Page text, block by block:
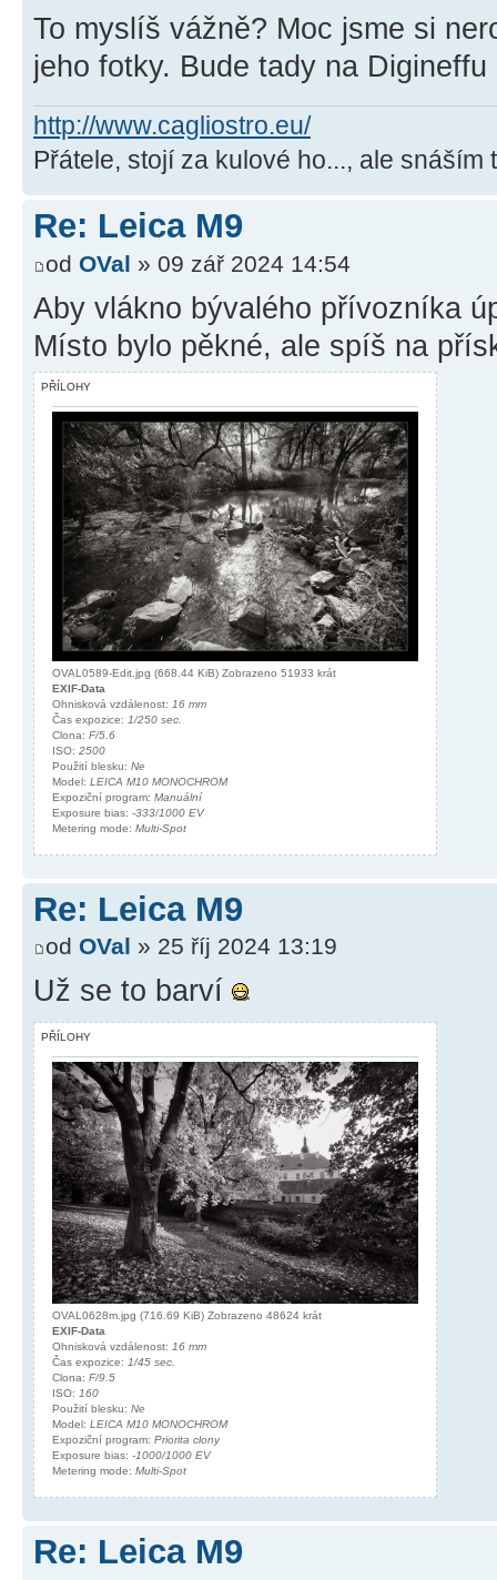
To myslíš vážně? Moc jsme si
jeho fotky. Bude tady na
http://www.cagliostro.eu/
Přátele, stojí za kulové ho..., ale snáším
Re: Leica M9
od OVal » 09 zář 2024 14:54
Aby vlákno bývalého přívozníka
Místo bylo pěkné, ale spíš na
PŘÍLOHY
OVAL0589-Edit.jpg (668.44 KiB) Zobrazeno 51933 krát
EXIF-Data
Ohnisková vzdálenost: 16 mm
Čas expozice: 1/250 sec.
Clona: F/5.6
ISO: 2500
Použití blesku: Ne
Model: LEICA M10 MONOCHROM
Expoziční program: Manuální
Exposure bias: -333/1000 EV
Metering mode: Multi-Spot
Re: Leica M9
od OVal » 25 říj 2024 13:19
Už se to barví
PŘÍLOHY
OVAL0628m.jpg (716.69 KiB) Zobrazeno 48624 krát
EXIF-Data
Ohnisková vzdálenost: 16 mm
Čas expozice: 1/45 sec.
Clona: F/9.5
ISO: 160
Použití blesku: Ne
Model: LEICA M10 MONOCHROM
Expoziční program: Priorita clony
Exposure bias: -1000/1000 EV
Metering mode: Multi-Spot
Re: Leica M9